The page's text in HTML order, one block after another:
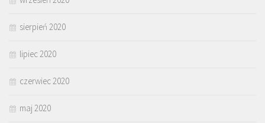
sierpień 2020
lipiec 2020
czerwiec 2020
maj 2020